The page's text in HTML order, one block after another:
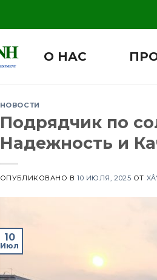
О НАС
НОВОСТИ
Подрядчик по
Надежность и
ОПУБЛИКОВАНО В10 ИЮЛЯ, 2025 ОТ
10
Июл